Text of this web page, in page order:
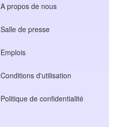
A propos de nous
Salle de presse
Emplois
Conditions d'utilisation
Politique de confidentialité